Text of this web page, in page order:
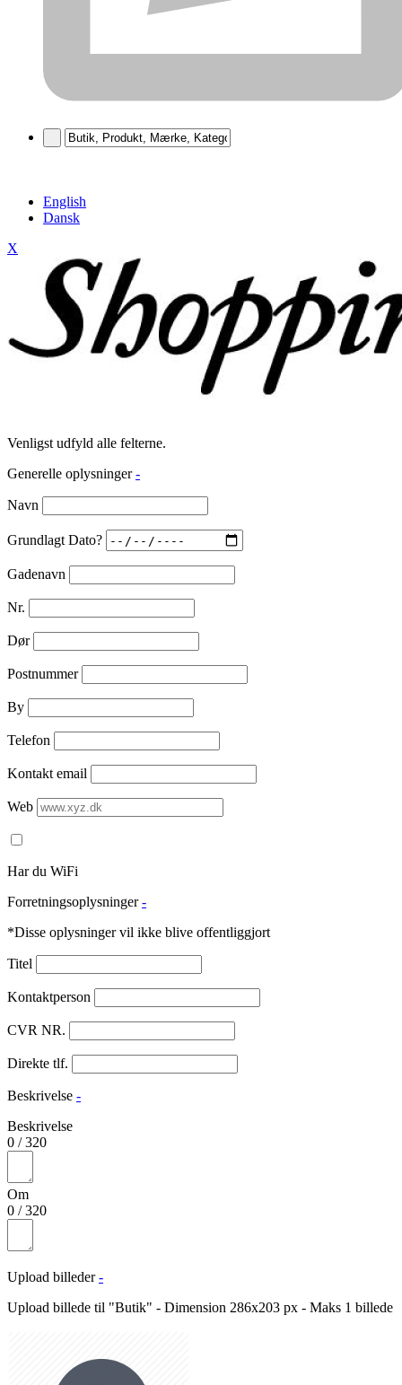
English
Dansk
X
Venligst udfyld alle felterne.
Generelle oplysninger -
Navn
Grundlagt Dato?
Gadenavn
Nr.
Dør
Postnummer
By
Telefon
Kontakt email
Web
Har du WiFi
Forretningsoplysninger -
*Disse oplysninger vil ikke blive offentliggjort
Titel
Kontaktperson
CVR NR.
Direkte tlf.
Beskrivelse -
Beskrivelse
0 /320
Om
0 /320
Upload billeder -
Upload billede til "Butik" - Dimension 286x203 px - Maks 1 billede